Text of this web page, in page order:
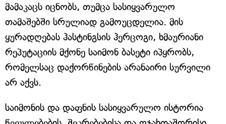
მამაკაცს იცნობს, თუმცა სასიყვარულო
თამაშებში სრულიად გამოუცდელია. მის
ყურადღებას ჰასტინგსის ჰერცოგი, ხმაურიანი
რეპუტაციის მქონე საიმონ ბასეტი იპყრობს,
რომელსაც დაქორწინების არანაირი სურვილი
არ აქვს.
საიმონის და დაფნის სასიყვარულო ისტორია